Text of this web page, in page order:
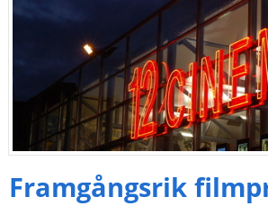
Framgångsrik